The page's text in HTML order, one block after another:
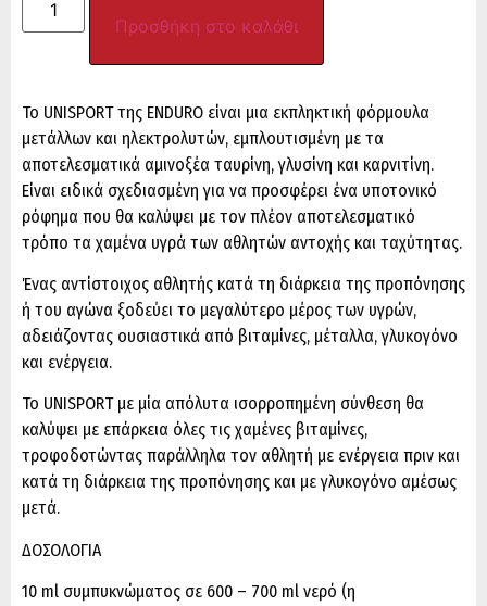
Προσθήκη στο καλάθι
Το UNISPORT της ENDURO είναι μια εκπληκτική φόρμουλα
μετάλλων και ηλεκτρολυτών, εμπλουτισμένη με τα
αποτελεσματικά αμινοξέα ταυρίνη, γλυσίνη και καρνιτίνη.
Είναι ειδικά σχεδιασμένη για να προσφέρει ένα υποτονικό
ρόφημα που θα καλύψει με τον πλέον αποτελεσματικό
τρόπο τα χαμένα υγρά των αθλητών αντοχής και ταχύτητας.
Ένας αντίστοιχος αθλητής κατά τη διάρκεια της προπόνησης
ή του αγώνα ξοδεύει το μεγαλύτερο μέρος των υγρών,
αδειάζοντας ουσιαστικά από βιταμίνες, μέταλλα, γλυκογόνο
και ενέργεια.
Το UNISPORT με μία απόλυτα ισορροπημένη σύνθεση θα
καλύψει με επάρκεια όλες τις χαμένες βιταμίνες,
τροφοδοτώντας παράλληλα τον αθλητή με ενέργεια πριν και
κατά τη διάρκεια της προπόνησης και με γλυκογόνο αμέσως
μετά.
ΔΟΣΟΛΟΓΙΑ
10 ml συμπυκνώματος σε 600 – 700 ml νερό (η